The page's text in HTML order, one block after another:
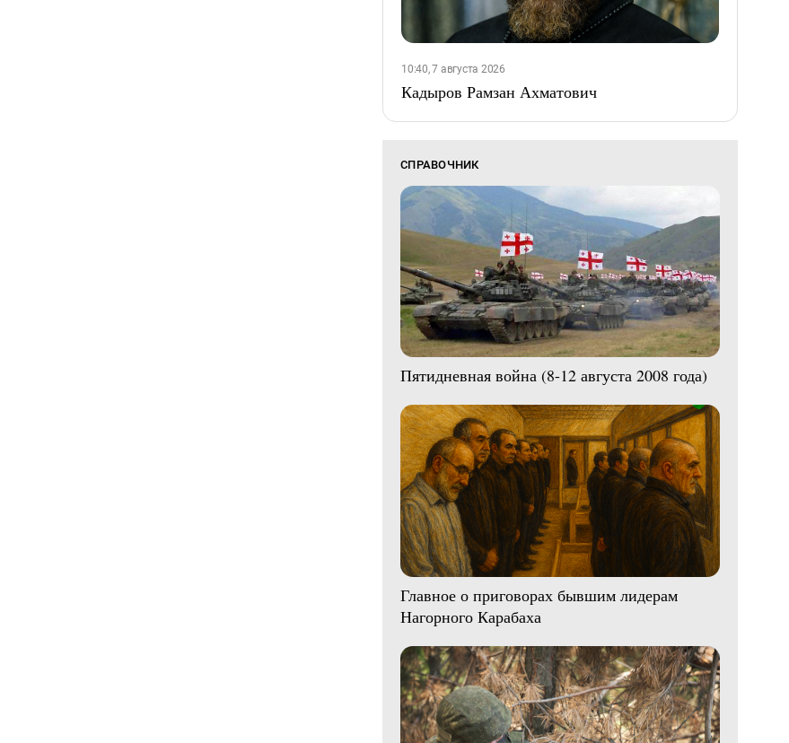
10:40, 7 августа 2026
Кадыров Рамзан Ахматович
СПРАВОЧНИК
Пятидневная война (8-12 августа 2008 года)
Главное о приговорах бывшим лидерам
Нагорного Карабаха